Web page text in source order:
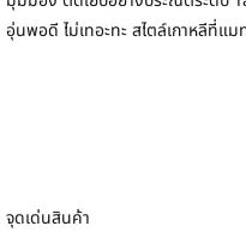
อุ่นพอดี ไม่เทอะทะ สไตล์เกาหลีที่แ
จุดเด่นสินค้า